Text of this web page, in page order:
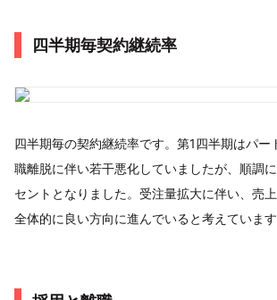
四半期毎契約継続率
四半期毎の契約継続率です。第1四半期はパー
職離脱に伴い若干悪化していましたが、順調
セントとなりました。受注量拡大に伴い、売上
全体的に良い方向に進んでいると考えています